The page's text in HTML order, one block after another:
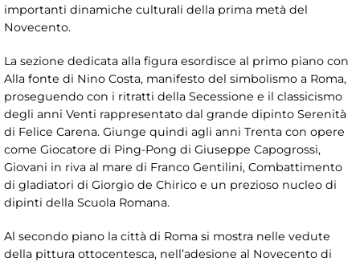
importanti dinamiche culturali della prima metà del
Novecento.
La sezione dedicata alla figura esordisce al primo piano con
Alla fonte di Nino Costa, manifesto del simbolismo a Roma,
proseguendo con i ritratti della Secessione e il classicismo
degli anni Venti rappresentato dal grande dipinto Serenità
di Felice Carena. Giunge quindi agli anni Trenta con opere
come Giocatore di Ping-Pong di Giuseppe Capogrossi,
Giovani in riva al mare di Franco Gentilini, Combattimento
di gladiatori di Giorgio de Chirico e un prezioso nucleo di
dipinti della Scuola Romana.
Al secondo piano la città di Roma si mostra nelle vedute
della pittura ottocentesca, nell’adesione al Novecento di